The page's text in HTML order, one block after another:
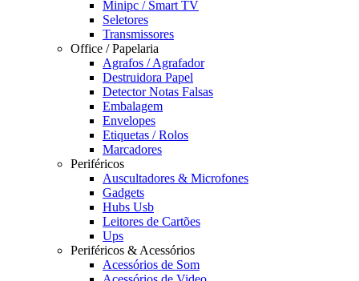
Minipc / Smart TV
Seletores
Transmissores
Office / Papelaria
Agrafos / Agrafador
Destruidora Papel
Detector Notas Falsas
Embalagem
Envelopes
Etiquetas / Rolos
Marcadores
Periféricos
Auscultadores & Microfones
Gadgets
Hubs Usb
Leitores de Cartões
Ups
Periféricos & Acessórios
Acessórios de Som